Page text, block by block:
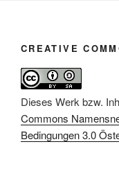
CREATIVE
Dieses Werk bzw.
Commons
Bedingungen 3.0